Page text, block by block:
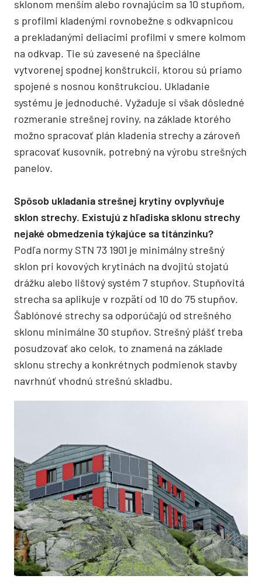
sklonom menším alebo rovnajúcim sa 10 stupňom,
s profilmi kladenými rovnobežne s odkvapnicou
a prekladanými deliacimi profilmi v smere kolmom
na odkvap. Tie sú zavesené na špeciálne
vytvorenej spodnej konštrukcii, ktorou sú priamo
spojené s nosnou konštrukciou. Ukladanie
systému je jednoduché. Vyžaduje si však dôsledné
rozmeranie strešnej roviny, na základe ktorého
možno spracovať plán kladenia strechy a zároveň
spracovať kusovník, potrebný na výrobu strešných
panelov.
Spôsob ukladania strešnej krytiny ovplyvňuje
sklon strechy. Existujú z hľadiska sklonu strechy
nejaké obmedzenia týkajúce sa titánzinku?
Podľa normy STN 73 1901 je minimálny strešný
sklon pri kovových krytinách na dvojitú stojatú
drážku alebo lištový systém 7 stupňov. Stupňovitá
strecha sa aplikuje v rozpätí od 10 do 75 stupňov.
Šablónové strechy sa odporúčajú od strešného
sklonu minimálne 30 stupňov. Strešný plášť treba
posudzovať ako celok, to znamená na základe
sklonu strechy a konkrétnych podmienok stavby
navrhnúť vhodnú strešnú skladbu.